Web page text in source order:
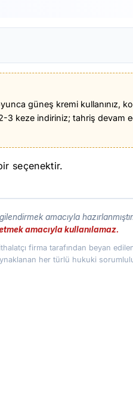
güneş kremi kullanınız,
3 keze indiriniz; tahriş devam
seçenektir.
amacıyla
amacıyla kullanılamaz.
firma tarafından beyan
her türlü hukuki